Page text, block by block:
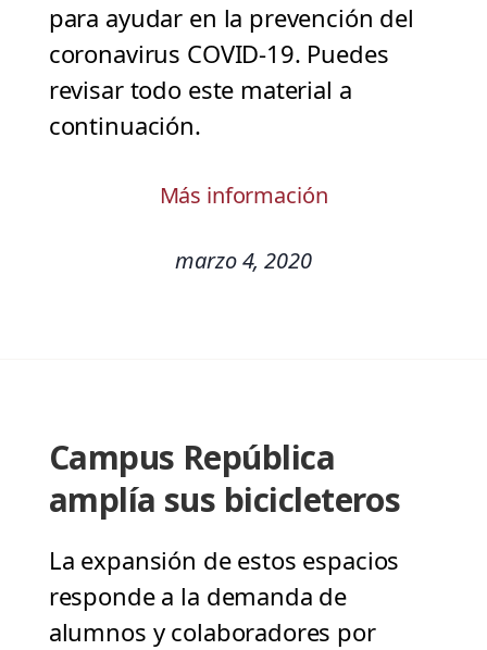
para ayudar en la prevención del
coronavirus COVID-19. Puedes
revisar todo este material a
continuación.
Más información
marzo 4, 2020
Campus República
amplía sus bicicleteros
La expansión de estos espacios
responde a la demanda de
alumnos y colaboradores por